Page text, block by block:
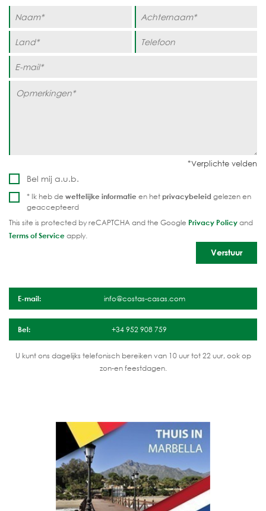
Bel mij a.u.b.
* Ik heb de wettelijke informatie en hetprivacybeleid gelezen en
geaccepteerd
This site is protected by reCAPTCHA and the Google Privacy Policyand
Terms of Serviceapply.
E-mail: info@costas-casas.com
Bel: +34 952 908 759
U kunt ons dagelijks telefonisch bereiken van 10 uur tot 22 uur, ook op
zon-en feestdagen.